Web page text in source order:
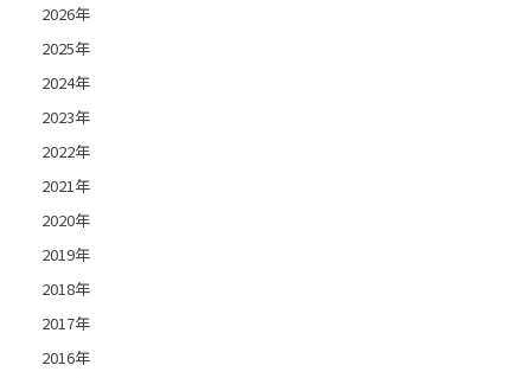
2026年
2025年
2024年
2023年
2022年
2021年
2020年
2019年
2018年
2017年
2016年